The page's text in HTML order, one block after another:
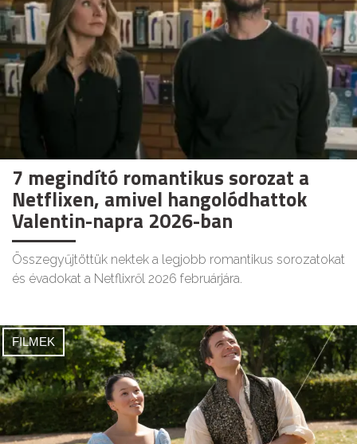
7 megindító romantikus sorozat a
Netflixen, amivel hangolódhattok
Valentin-napra 2026-ban
Összegyűjtöttük nektek a legjobb romantikus sorozatokat
és évadokat a Netflixről 2026 februárjára.
FILMEK